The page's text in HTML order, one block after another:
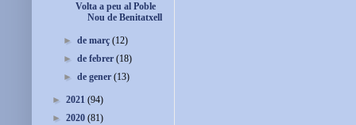
Volta a peu al Poble
Nou de Benitatxell
►de març(12)
►de febrer(18)
►de gener(13)
► 2021 (94)
► 2020 (81)